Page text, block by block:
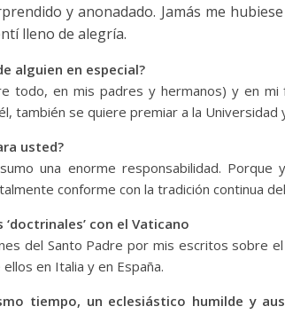
y anonadado. Jamás me
lleno de alegría.
alguien en especial?
todo, en mis padres y hermanos) y en mi
también se quiere premiar a la Universidad
usted?
una enorme responsabilidad. Porque
conforme con la tradición continua
con el Vaticano
del Santo Padre por mis escritos sobre el
en Italia y en España.
tiempo, un eclesiástico humilde y